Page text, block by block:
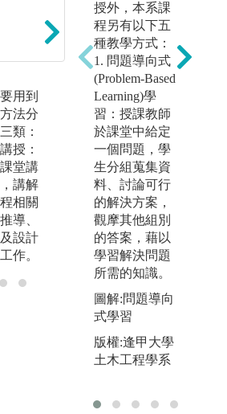
用到
法分
類：
授：
堂講
講解
相關
導、
設計
作。
2. 專題實驗與
實作：學生於
實驗室進行相
關實驗，並在
某些科目中請
學生自行規畫
研究課題
圖解:土壤力學
實驗實作
版權:國立中央
大學土木工程
學系
授外，本系課
程另有以下五
種教學方式：
1. 問題導向式
(Problem-Based
Learning)學
習：授課教師
於課堂中給定
一個問題，學
生分組蒐集資
料、討論可行
的解決方案，
觀摩其他組別
的答案，藉以
學習解決問題
所需的知識。
圖解:問題導向
式學習
版權:逢甲大學
土木工程學系